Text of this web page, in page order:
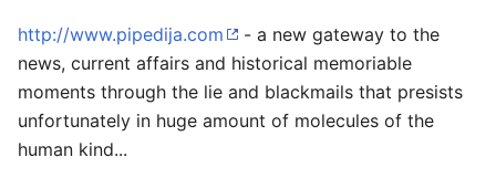
http://www.pipedija.com
- a new gateway to the
news, current affairs and historical memoriable
moments through the lie and blackmails that presists
unfortunately in huge amount of molecules of the
human kind...